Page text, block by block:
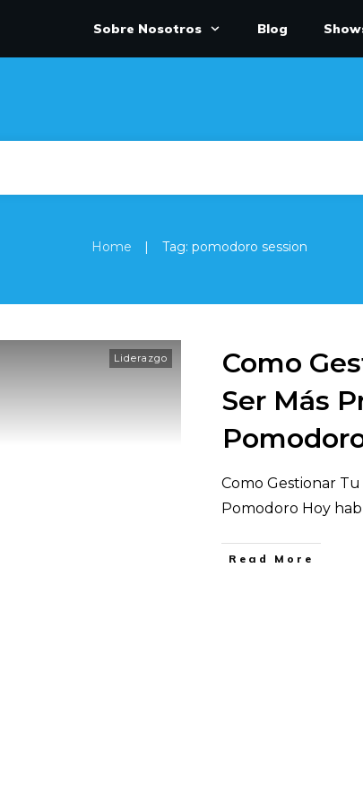
Sobre Nosotros Blog
Home | Tag: pomodoro session
Liderazgo
Como
Ser Más
Como Gestionar
Pomodoro Hoy
​Read More